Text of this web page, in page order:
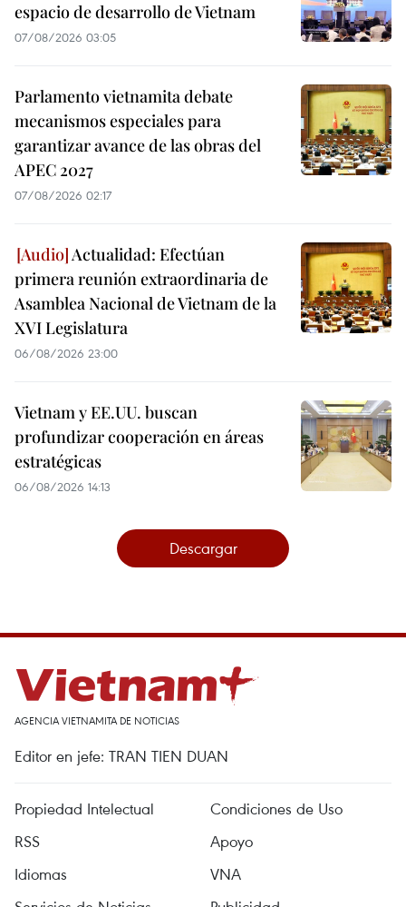
espacio de desarrollo de Vietnam
07/08/2026 03:05
Parlamento vietnamita debate
mecanismos especiales para
garantizar avance de las obras del
APEC 2027
07/08/2026 02:17
Actualidad: Efectúan
primera reunión extraordinaria de
Asamblea Nacional de Vietnam de la
XVI Legislatura
06/08/2026 23:00
Vietnam y EE.UU. buscan
profundizar cooperación en áreas
estratégicas
06/08/2026 14:13
Descargar
AGENCIA VIETNAMITA DE NOTICIAS
Editor en jefe: TRAN TIEN DUAN
Propiedad Intelectual
Condiciones de Uso
RSS
Apoyo
Idiomas
VNA